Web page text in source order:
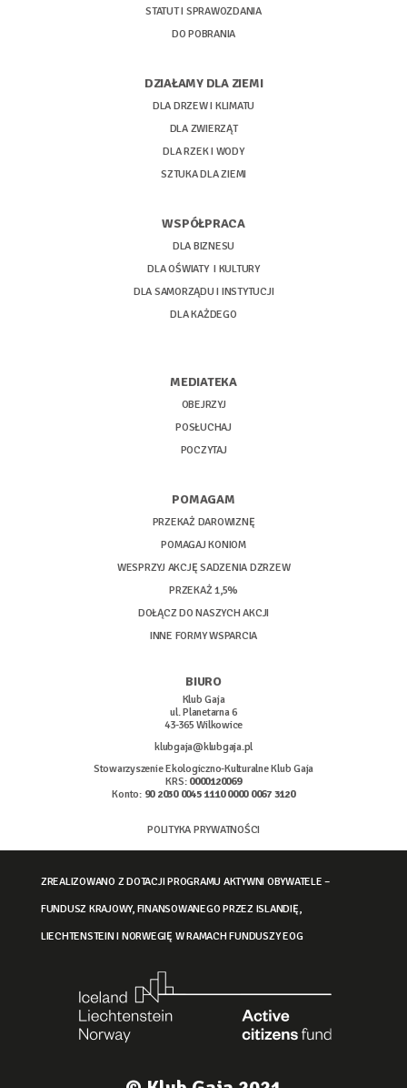
STATUT I SPRAWOZDANIA
DO POBRANIA
DZIAŁAMY DLA ZIEMI
DLA DRZEW I KLIMATU
DLA ZWIERZĄT
DLA RZEK I WODY
SZTUKA DLA ZIEMI
WSPÓŁPRACA
DLA BIZNESU
DLA OŚWIATY I KULTURY
DLA SAMORZĄDU I INSTYTUCJI
DLA KAŻDEGO
MEDIATEKA
OBEJRZYJ
POSŁUCHAJ
POCZYTAJ
POMAGAM
PRZEKAŻ DAROWIZNĘ
POMAGAJ KONIOM
WESPRZYJ AKCJĘ SADZENIA DZRZEW
PRZEKAŻ 1,5%
DOŁĄCZ DO NASZYCH AKCJI
INNE FORMY WSPARCIA
BIURO
Klub Gaja
ul. Planetarna 6
43-365 Wilkowice
klubgaja@klubgaja.pl
Stowarzyszenie Ekologiczno-Kulturalne Klub Gaja
KRS: 0000120069
Konto: 90 2030 0045 1110 0000 0067 3120
POLITYKA PRYWATNOŚCI
ZREALIZOWANO Z DOTACJI PROGRAMU AKTYWNI OBYWATELE –
FUNDUSZ KRAJOWY, FINANSOWANEGO PRZEZ ISLANDIĘ,
LIECHTENSTEIN I NORWEGIĘ W RAMACH FUNDUSZY EOG